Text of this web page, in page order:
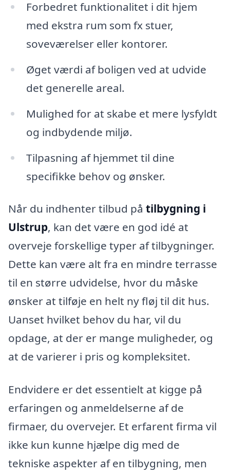
Forbedret funktionalitet i dit hjem
med ekstra rum som fx stuer,
soveværelser eller kontorer.
Øget værdi af boligen ved at udvide
det generelle areal.
Mulighed for at skabe et mere lysfyldt
og indbydende miljø.
Tilpasning af hjemmet til dine
specifikke behov og ønsker.
Når du indhenter tilbud på tilbygning i
Ulstrup, kan det være en god idé at
overveje forskellige typer af tilbygninger.
Dette kan være alt fra en mindre terrasse
til en større udvidelse, hvor du måske
ønsker at tilføje en helt ny fløj til dit hus.
Uanset hvilket behov du har, vil du
opdage, at der er mange muligheder, og
at de varierer i pris og kompleksitet.
Endvidere er det essentielt at kigge på
erfaringen og anmeldelserne af de
firmaer, du overvejer. Et erfarent firma vil
ikke kun kunne hjælpe dig med de
tekniske aspekter af en tilbygning, men